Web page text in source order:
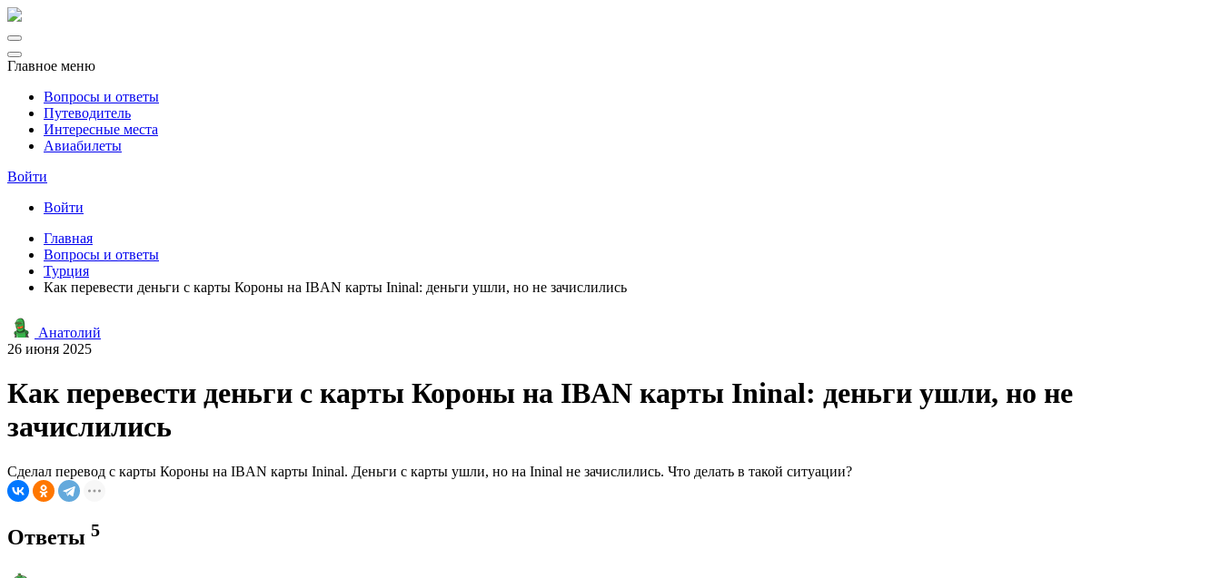
Главное меню
Вопросы и ответы
Путеводитель
Интересные места
Авиабилеты
Войти
Войти
Главная
Вопросы и ответы
Турция
Как перевести деньги с карты Короны на IBAN карты Ininal: деньги ушли, но не зачислились
Анатолий
26 июня 2025
Как перевести деньги с карты Короны на IBAN карты Ininal: деньги ушли, но не
зачислились
Сделал перевод с карты Короны на IBAN карты Ininal. Деньги с карты ушли, но на Ininal не зачислились. Что делать в такой ситуации?
Ответы 5